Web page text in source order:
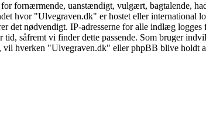
fornærmende, uanstændigt, vulgært, bagtalende,
hvor "Ulvegraven.dk" er hostet eller international
det nødvendigt. IP-adresserne for alle indlæg
såfremt vi finder dette passende. Som bruger
hverken "Ulvegraven.dk" eller phpBB blive holdt